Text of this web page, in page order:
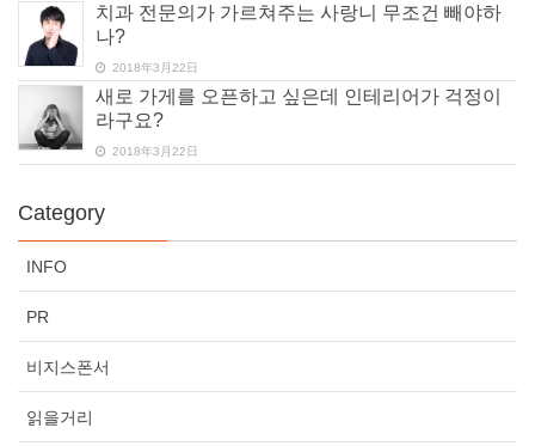
치과 전문의가 가르쳐주는 사랑니 무조건 빼야하
나?
2018年3月22日
새로 가게를 오픈하고 싶은데 인테리어가 걱정이
라구요?
2018年3月22日
Category
INFO
PR
비지스폰서
읽을거리